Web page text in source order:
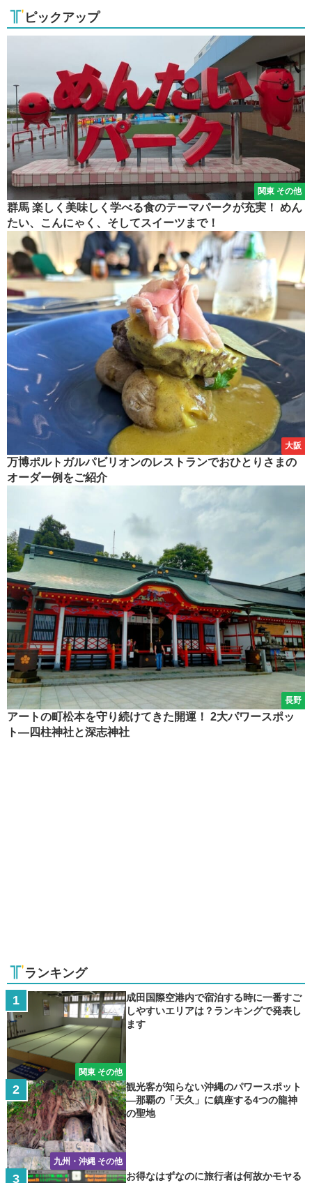
ピックアップ
関東 その他
群馬 楽しく美味しく学べる食のテーマパークが充実！ めん
たい、こんにゃく、そしてスイーツまで！
大阪
万博ポルトガルパビリオンのレストランでおひとりさまの
オーダー例をご紹介
長野
アートの町松本を守り続けてきた開運！ 2大パワースポッ
ト―四柱神社と深志神社
ランキング
関東 その他
成田国際空港内で宿泊する時に一番すご
しやすいエリアは？ランキングで発表し
ます
九州・沖縄 その他
観光客が知らない沖縄のパワースポット
―那覇の「天久」に鎮座する4つの龍神
の聖地
お得なはずなのに旅行者は何故かモヤる